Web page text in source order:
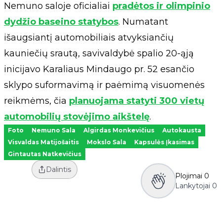
Nemuno saloje oficialiai pradėtos ir olimpinio
dydžio baseino statybos. Numatant
išaugsiantį automobiliais atvyksiančių
kauniečių srautą, savivaldybė spalio 20-ąją
inicijavo Karaliaus Mindaugo pr. 52 esančio
sklypo suformavimą ir paėmimą visuomenės
reikmėms, čia planuojama statyti 300 vietų
automobilių stovėjimo aikštelę.
Foto Nemuno Sala Algirdas Monkevičius
Autokausta
Visvaldas Matijošaitis
Mokslo Sala
Kapsulės Įkasimas
Gintautas Natkevičius
Dalintis
Plojimai 0
Lankytojai 0